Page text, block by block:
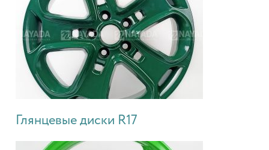
Глянцевые диски R17